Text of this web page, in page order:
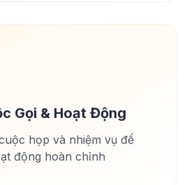
Gọi & Hoạt Động
họp và nhiệm vụ để
động hoàn chỉnh